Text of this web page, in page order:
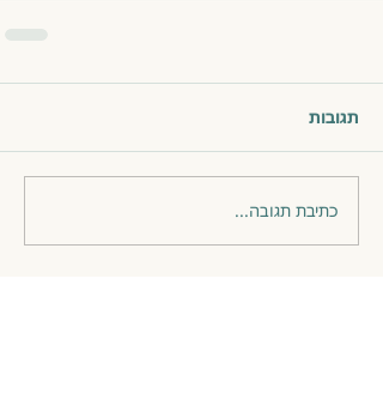
תגובות
כתיבת תגובה...